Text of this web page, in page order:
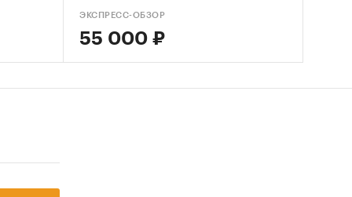
ЭКСПРЕСС-ОБЗОР
55 000 ₽